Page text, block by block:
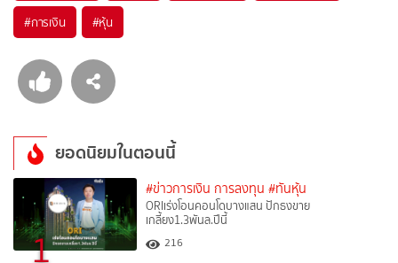
#การเงิน #หุ้น
ยอดนิยมในตอนนี้
1
#ข่าวการเงิน การลงทุน #ทันหุ้น
ORIเร่งโอนคอนโดบางแสน ปักธงขาย
เกลี้ยง1.3พันล.ปีนี้
216